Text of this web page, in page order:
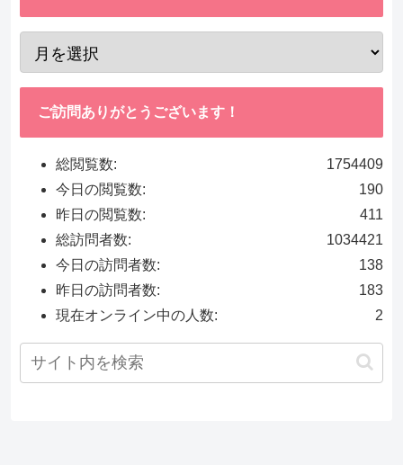
ご訪問ありがとうございます！
1754409
総閲覧数:
190
今日の閲覧数:
411
昨日の閲覧数:
1034421
総訪問者数:
138
今日の訪問者数:
183
昨日の訪問者数:
2
現在オンライン中の人数: